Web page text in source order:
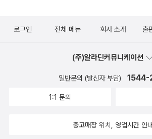
라에 초점을 맞춘다. 간단한 컴퓨터 비전
축되는지 확인할 수 있다.
로그인 전체 메뉴 회사 소개 출
(주)알라딘커뮤니케이션
일반문의 (발신자 부담) 1544-
1:1 문의
중고매장 위치, 영업시간 안